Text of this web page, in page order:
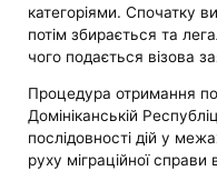
категоріями. Спочатку
потім збирається та
чого подається візова
Процедура отримання
Домініканській
послідовності дій у
руху міграційної